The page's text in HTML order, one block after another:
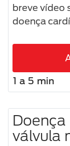
breve vídeo
doença
1 a 5 min
válvula